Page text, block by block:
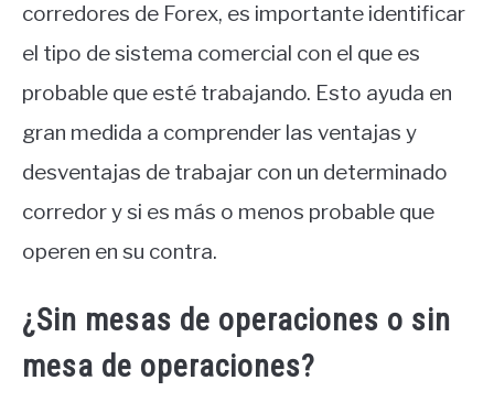
corredores de Forex, es importante identificar
el tipo de sistema comercial con el que es
probable que esté trabajando. Esto ayuda en
gran medida a comprender las ventajas y
desventajas de trabajar con un determinado
corredor y si es más o menos probable que
operen en su contra.
¿Sin mesas de operaciones o sin
mesa de operaciones?